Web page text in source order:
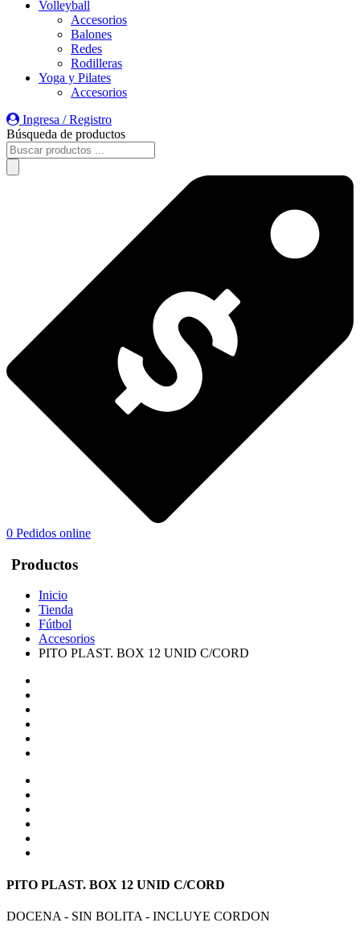
Volleyball
Accesorios
Balones
Redes
Rodilleras
Yoga y Pilates
Accesorios
Ingresa / Registro
Búsqueda de productos
0 Pedidos online
Productos
Inicio
Tienda
Fútbol
Accesorios
PITO PLAST. BOX 12 UNID C/CORD
PITO PLAST. BOX 12 UNID C/CORD
DOCENA - SIN BOLITA - INCLUYE CORDON